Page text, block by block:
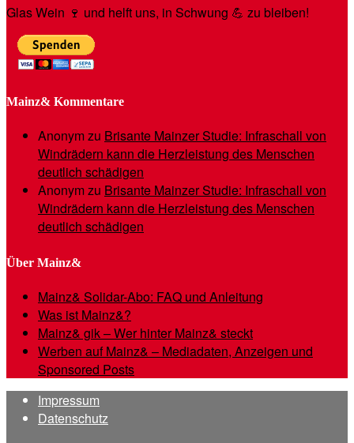
Glas Wein 🍷 und helft uns, in Schwung 💪 zu bleiben!
Mainz& Kommentare
Anonymzu Brisante Mainzer Studie: Infraschall von
Windrädern kann die Herzleistung des Menschen
deutlich schädigen
Anonymzu Brisante Mainzer Studie: Infraschall von
Windrädern kann die Herzleistung des Menschen
deutlich schädigen
Über Mainz&
Mainz& Solidar-Abo: FAQ und Anleitung
Was ist Mainz&?
Mainz& gik – Wer hinter Mainz& steckt
Werben auf Mainz& – Mediadaten, Anzeigen und
Sponsored Posts
Impressum
Datenschutz